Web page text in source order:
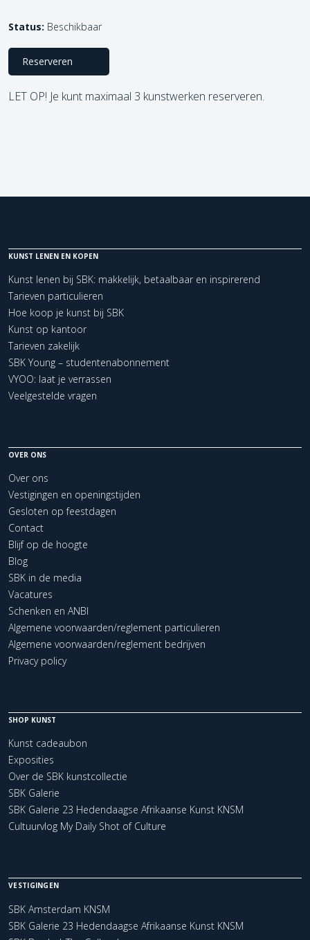
Status: Beschikbaar
Reserveren
LET OP! Je kunt maximaal 3 kunstwerken reserveren.
KUNST LENEN EN KOPEN
Kunst lenen bij SBK: makkelijk, betaalbaar en inspirerend
Tarieven particulieren
Hoe koop je kunst bij SBK
Kunst op kantoor
Tarieven zakelijk
SBK Young – studentenabonnement
VYOO: laat je verrassen
Veelgestelde vragen
OVER ONS
Over ons
Vestigingen en openingstijden
Gesloten op feestdagen
Contact
Blijf op de hoogte
Blog
SBK in de media
Vacatures
Schenken en ANBI
Algemene voorwaarden/reglement particulieren
Algemene voorwaarden/reglement bedrijven
Privacy policy
SHOP KUNST
Kunst cadeaubon
Exposities
Over de SBK kunstcollectie
SBK Galerie
SBK Galerie 23 Hedendaagse Afrikaanse Kunst KNSM
Cultuurvlog My Daily Shot of Culture
VESTIGINGEN
SBK Amsterdam KNSM
SBK Galerie 23 Hedendaagse Afrikaanse Kunst KNSM